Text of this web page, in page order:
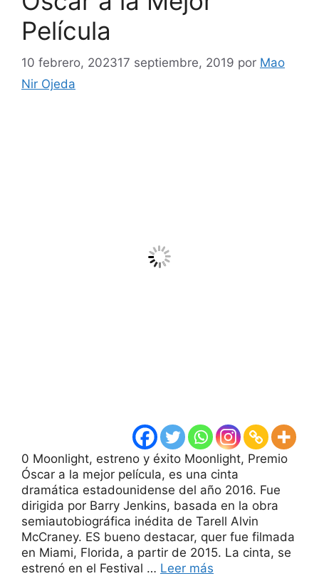
Película
10 febrero, 202317 septiembre, 2019 por Mao
Nir Ojeda
0 Moonlight, estreno y éxito Moonlight, Premio
Óscar a la mejor película, es una cinta
dramática estadounidense del año 2016. Fue
dirigida por Barry Jenkins, basada en la obra
semiautobiográfica inédita de Tarell Alvin
McCraney. ES bueno destacar, quer fue filmada
en Miami, Florida, a partir de 2015. La cinta, se
estrenó en el Festival … Leer más